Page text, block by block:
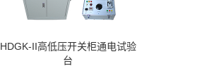
HDGK-II高低压开关柜通电试验
台